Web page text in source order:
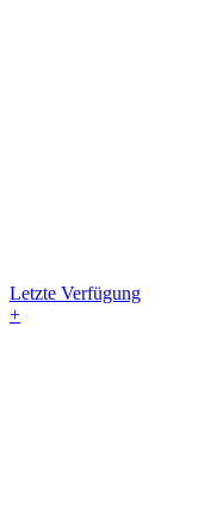
Letzte Verfügung
+